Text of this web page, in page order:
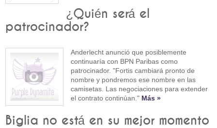
¿Quién será el
patrocinador?
Anderlecht anunció que posiblemente
continuaría con BPN Paribas como
patrocinador. "Fortis cambiará pronto de
nombre y pondremos ese nombre en las
camisetas. Las negociaciones para extender
el contrato continúan." Más »
Biglia no está en su mejor momento